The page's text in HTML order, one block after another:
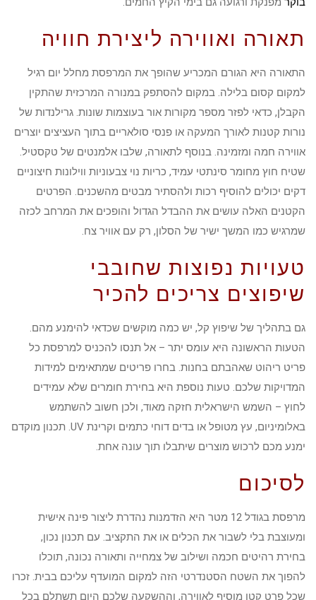
תאורה ואווירה ליצירת חוויה
התאורה היא הגורם המכריע שהופך את המרפסת מחלל יום רגיל
למקום קסום בלילה. במקום להסתפק במנורה המרכזית שהתקין
הקבלן, כדאי לפזר מספר מקורות אור בעוצמות שונות. גרילנדות של
נורות קטנות לאורך המעקה או פנסי סולאריים בתוך העציצים יוצרים
אווירה חמה ומזמינה. בנוסף לתאורה, שלבו אלמנטים של טקסטיל.
שטיח חוץ מחומר סינתטי עמיד, כריות נוי צבעוניות ווילונות חיצוניים
דקים יכולים להוסיף רכות ולהסתיר מבטים מהשכנים. הפרטים
הקטנים האלה עושים את ההבדל הגדול והופכים את המרחב לכזה
שמרגיש כמו המשך ישיר של הסלון, רק עם אוויר צח.
טעויות נפוצות שחובבי
שיפוצים צריכים להכיר
גם בתהליך של שיפוץ קל, יש כמה מוקשים שכדאי להימנע מהם.
הטעות הראשונה היא עומס יתר – אל תנסו להכניס למרפסת כל
פריט ריהוט שאהבתם בחנות. בחרו פריטים שמתאימים למידות
המדויקות שלכם. טעות נוספת היא בחירת חומרים שלא עמידים
לחוץ – השמש הישראלית חזקה מאוד, ולכן חשוב להשתמש
באלומיניום, עץ מטופל או בדים דוחי כתמים וקרינת UV. תכנון מוקדם
ימנע מכם לרכוש מוצרים שיתבלו תוך עונה אחת.
לסיכום
מרפסת בגודל 12 מטר היא הזדמנות נהדרת ליצור פינה אישית
ומעוצבת בלי לשבור את הכלים או את התקציב. עם תכנון נכון,
בחירת רהיטים חכמה ושילוב של צמחייה ותאורה נכונה, תוכלו
להפוך את השטח הסטנדרטי הזה למקום המועדף עליכם בבית. זכרו
שכל פרט קטן מוסיף לאווירה, וההשקעה שלכם היום תשתלם בכל